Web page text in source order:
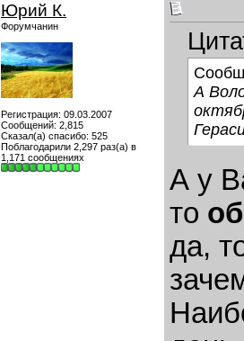
Юрий К.
Форумчанин
Регистрация: 09.03.2007
Сообщений: 2,815
Сказал(а) спасибо: 525
Поблагодарили 2,297 раз(а) в
1,171 сообщениях
А
А у
то
да,